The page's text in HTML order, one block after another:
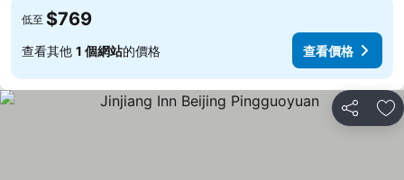
低至 $769
查看其他 1 個網站的價格 查看價格
分享 加